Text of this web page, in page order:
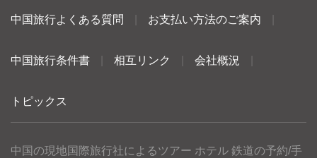
中国旅行よくある質問 お支払い方法のご案内
中国旅行条件書 相互リンク 会社概況
トピックス
中国の現地国際旅行社によるツアー ホテル 鉄道の予約/手